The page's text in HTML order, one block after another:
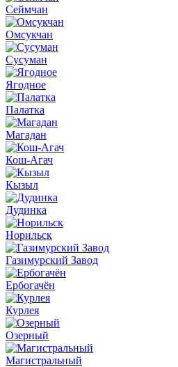
Сеймчан
Омсукчан
Сусуман
Ягодное
Палатка
Магадан
Кош-Агач
Кызыл
Дудинка
Норильск
Газимурский Завод
Ербогачён
Курлея
Озерный
Магистральный